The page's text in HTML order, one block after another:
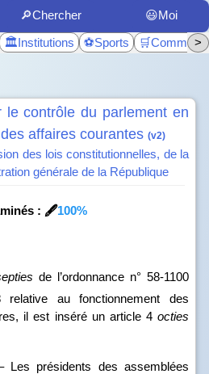
🔎Chercher
😃Moi
🏛️Institutions ⚽Sports >
le contrôle du parlement en
affaires courantes (v2)
des lois constitutionnelles, de la
générale de la République
: 🖋️100%
de l’ordonnance n° 58‑1100
au fonctionnement des
il est inséré un article 4 octies
Les présidents des assemblées